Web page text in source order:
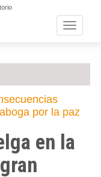
Toggle
por la paz
en la